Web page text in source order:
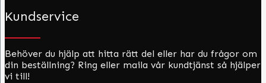
Kundservice
Behöver du hjälp att hitta rätt del eller har du frågor om
din beställning? Ring eller maila vår kundtjänst så hjälper
vi till!